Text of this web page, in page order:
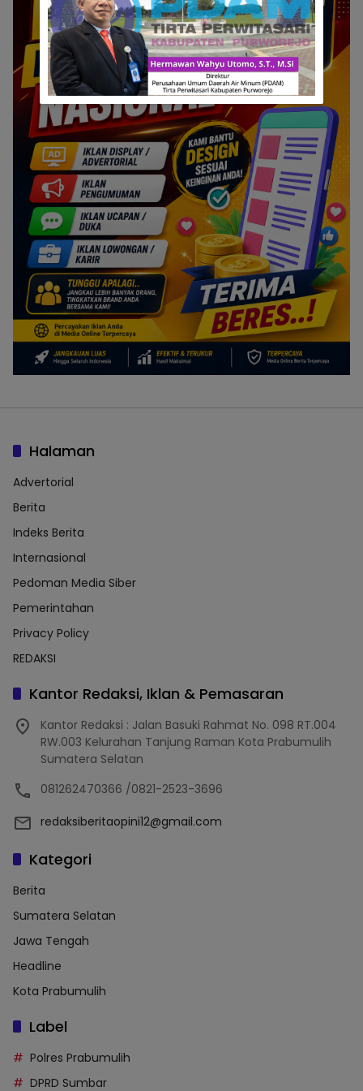
Halaman
Advertorial
Berita
Indeks Berita
Internasional
Pedoman Media Siber
Pemerintahan
Privacy Policy
REDAKSI
Kantor Redaksi, Iklan & Pemasaran
Kantor Redaksi : Jalan Basuki Rahmat No. 098 RT.004
RW.003 Kelurahan Tanjung Raman Kota Prabumulih
Sumatera Selatan
081262470366 /0821-2523-3696
redaksiberitaopini12@gmail.com
Kategori
Berita
Sumatera Selatan
Jawa Tengah
Headline
Kota Prabumulih
Label
Polres Prabumulih
DPRD Sumbar